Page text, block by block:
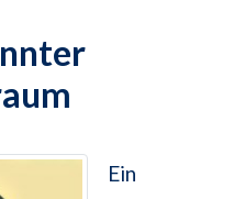
Ein